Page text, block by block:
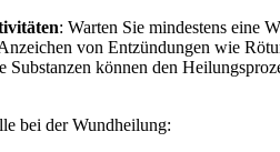
: Warten Sie mindestens eine
von Entzündungen wie
Substanzen können den
bei der Wundheilung: